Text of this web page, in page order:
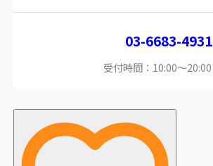
03-6683-4931
受付時間：10:00～20:00